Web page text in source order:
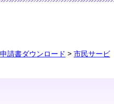
申請書ダウンロード > 市民サービ